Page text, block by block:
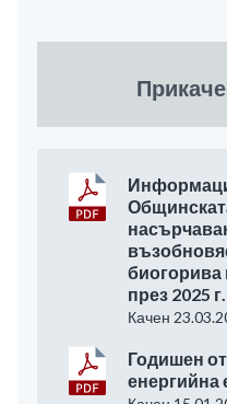
през 2025 г.
Качен
Годишен
енергийна